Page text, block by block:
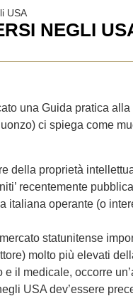
USA
NEGLI
una Guida pratica
ci spiega come
della proprietà
recentemente
italiana operante (o
statunitense
molto più elevati
il medicale, occorre
USA dev’essere